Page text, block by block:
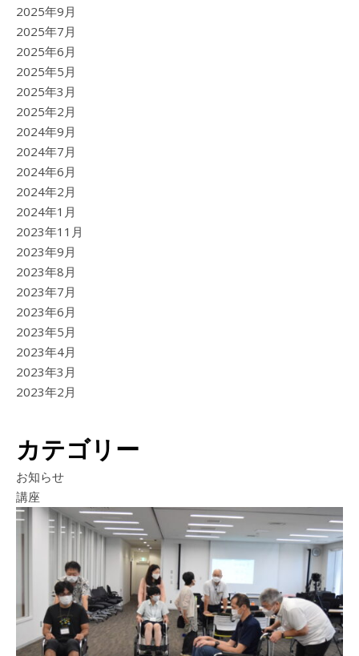
2025年9月
2025年7月
2025年6月
2025年5月
2025年3月
2025年2月
2024年9月
2024年7月
2024年6月
2024年2月
2024年1月
2023年11月
2023年9月
2023年8月
2023年7月
2023年6月
2023年5月
2023年4月
2023年3月
2023年2月
カテゴリー
お知らせ
講座